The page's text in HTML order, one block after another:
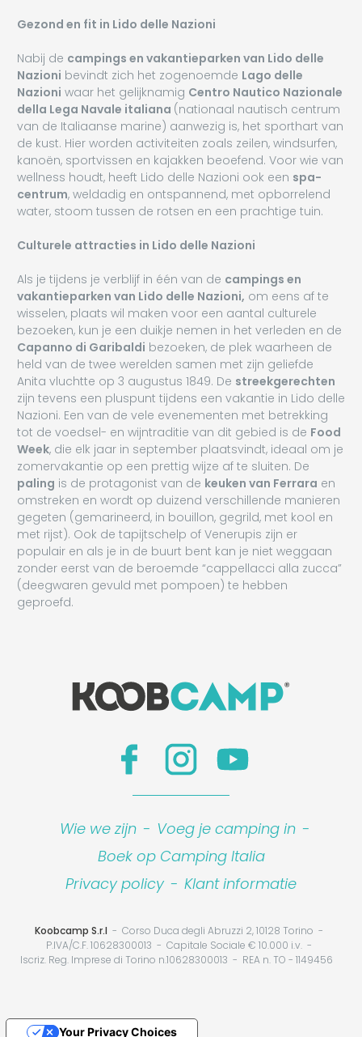
Gezond en fit in Lido delle Nazioni
Nabij de campings en vakantieparken van Lido delle
Nazioni bevindt zich het zogenoemde Lago delle
Nazioni waar het gelijknamig Centro Nautico Nazionale
della Lega Navale italiana (nationaal nautisch centrum
van de Italiaanse marine) aanwezig is, het sporthart van
de kust. Hier worden activiteiten zoals zeilen, windsurfen,
kanoën, sportvissen en kajakken beoefend. Voor wie van
wellness houdt, heeft Lido delle Nazioni ook een spa-
centrum, weldadig en ontspannend, met opborrelend
water, stoom tussen de rotsen en een prachtige tuin.
Culturele attracties in Lido delle Nazioni
Als je tijdens je verblijf in één van de campings en
vakantieparken van Lido delle Nazioni, om eens af te
wisselen, plaats wil maken voor een aantal culturele
bezoeken, kun je een duikje nemen in het verleden en de
Capanno di Garibaldi bezoeken, de plek waarheen de
held van de twee werelden samen met zijn geliefde
Anita vluchtte op 3 augustus 1849. De streekgerechten
zijn tevens een pluspunt tijdens een vakantie in Lido delle
Nazioni. Een van de vele evenementen met betrekking
tot de voedsel- en wijntraditie van dit gebied is de Food
Week, die elk jaar in september plaatsvindt, ideaal om je
zomervakantie op een prettig wijze af te sluiten. De
paling is de protagonist van de keuken van Ferrara en
omstreken en wordt op duizend verschillende manieren
gegeten (gemarineerd, in bouillon, gegrild, met kool en
met rijst). Ook de tapijtschelp of Venerupis zijn er
populair en als je in de buurt bent kan je niet weggaan
zonder eerst van de beroemde “cappellacci alla zucca”
(deegwaren gevuld met pompoen) te hebben
geproefd.
Wie we zijn - Voeg je camping in -
Boek op Camping Italia
Privacy policy - Klant informatie
Koobcamp S.r.l
Corso Duca degli Abruzzi 2, 10128 Torino
P.IVA/C.F. 10628300013
Capitale Sociale € 10.000 i.v.
Iscriz. Reg. Imprese di Torino n.10628300013
REA n. TO - 1149456
Your Privacy Choices